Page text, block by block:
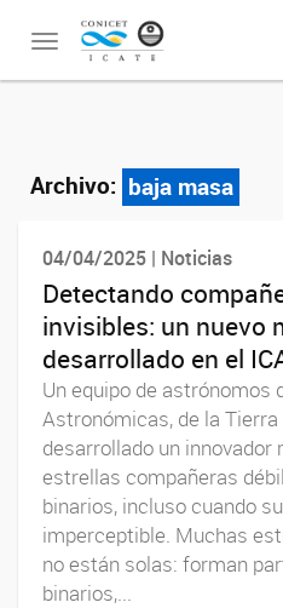
Toggle
Archivo: baja masa
04/04/2025 | Noticias
Detectando
invisibles: un nuevo
desarrollado en el
Un equipo de astrónomos
Astronómicas, de la Tierra
desarrollado un
estrellas compañeras
binarios, incluso cuando
imperceptible. Muchas
no están solas: forman
binarios,...